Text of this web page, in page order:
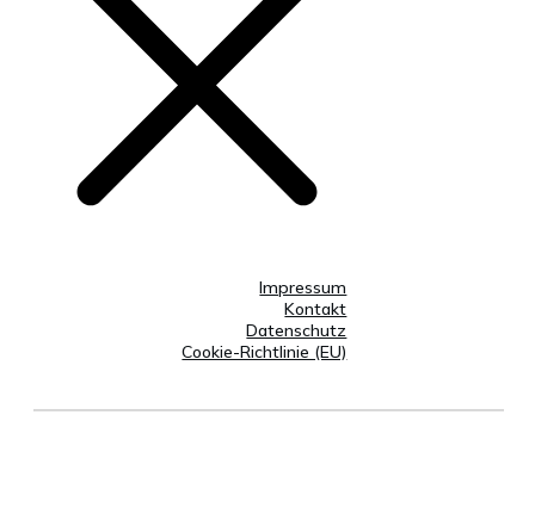
Impressum
Kontakt
Datenschutz
Cookie-Richtlinie (EU)